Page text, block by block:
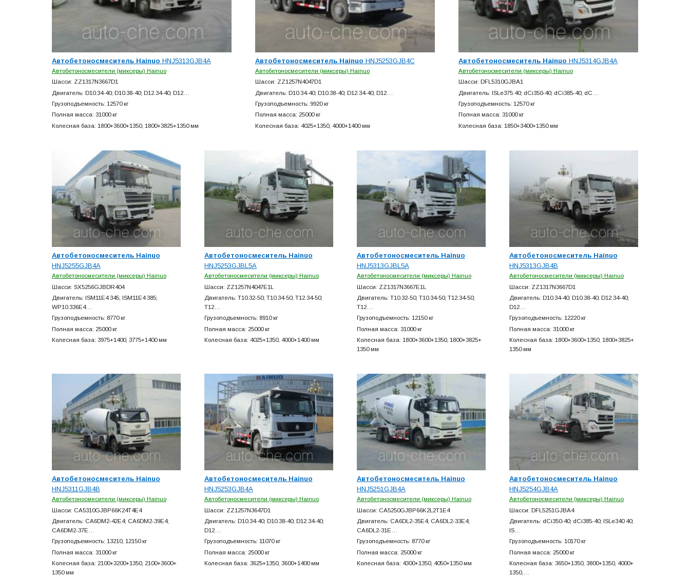
Автобетоносмеситель Hainuo HNJ5313GJB4A
Автобетоносмесители (миксеры) Hainuo
Шасси: ZZ1317N3667D1
Двигатель: D10.34-40; D10.38-40; D12.34-40; D12…
Грузоподъемность: 12570 кг
Полная масса: 31000 кг
Колесная база: 1800+3600+1350, 1800+3825+1350 мм
Автобетоносмеситель Hainuo HNJ5253GJB4C
Автобетоносмесители (миксеры) Hainuo
Шасси: ZZ1257N4047D1
Двигатель: D10.34-40; D10.38-40; D12.34-40; D12…
Грузоподъемность: 9920 кг
Полная масса: 25000 кг
Колесная база: 4025+1350, 4000+1400 мм
Автобетоносмеситель Hainuo HNJ5314GJB4A
Автобетоносмесители (миксеры) Hainuo
Шасси: DFL5310GJBA1
Двигатель: ISLe375 40; dCi350-40; dCi385-40; dC…
Грузоподъемность: 12570 кг
Полная масса: 31000 кг
Колесная база: 1850+3400+1350 мм
Автобетоносмеситель Hainuo
HNJ5255GJB4A
Автобетоносмесители (миксеры) Hainuo
Шасси: SX5256GJBDR404
Двигатель: ISM11E4 345; ISM11E4 385;
WP10.336E4…
Грузоподъемность: 8770 кг
Полная масса: 25000 кг
Колесная база: 3975+1400, 3775+1400 мм
Автобетоносмеситель Hainuo
HNJ5253GJBL5A
Автобетоносмесители (миксеры) Hainuo
Шасси: ZZ1257N4047E1L
Двигатель: T10.32-50; T10.34-50; T12.34-50;
T12…
Грузоподъемность: 8910 кг
Полная масса: 25000 кг
Колесная база: 4025+1350, 4000+1400 мм
Автобетоносмеситель Hainuo
HNJ5313GJBL5A
Автобетоносмесители (миксеры) Hainuo
Шасси: ZZ1317N3667E1L
Двигатель: T10.32-50; T10.34-50; T12.34-50;
T12…
Грузоподъемность: 12150 кг
Полная масса: 31000 кг
Колесная база: 1800+3600+1350, 1800+3825+
1350 мм
Автобетоносмеситель Hainuo
HNJ5313GJB4B
Автобетоносмесители (миксеры) Hainuo
Шасси: ZZ1317N3667D1
Двигатель: D10.34-40; D10.38-40; D12.34-40;
D12…
Грузоподъемность: 12220 кг
Полная масса: 31000 кг
Колесная база: 1800+3600+1350, 1800+3825+
1350 мм
Автобетоносмеситель Hainuo
HNJ5311GJB4B
Автобетоносмесители (миксеры) Hainuo
Шасси: CA5310GJBP66K24T4E4
Двигатель: CA6DM2-42E4; CA6DM2-39E4;
CA6DM2-37E…
Грузоподъемность: 13210, 12150 кг
Полная масса: 31000 кг
Колесная база: 2100+3200+1350, 2100+3600+
1350 мм
Автобетоносмеситель Hainuo
HNJ5253GJB4A
Автобетоносмесители (миксеры) Hainuo
Шасси: ZZ1257N3647D1
Двигатель: D10.34-40; D10.38-40; D12.34-40;
D12…
Грузоподъемность: 11070 кг
Полная масса: 25000 кг
Колесная база: 3625+1350, 3600+1400 мм
Автобетоносмеситель Hainuo
HNJ5251GJB4A
Автобетоносмесители (миксеры) Hainuo
Шасси: CA5250GJBP66K2L2T1E4
Двигатель: CA6DL2-35E4; CA6DL2-33E4;
CA6DL2-31E…
Грузоподъемность: 8770 кг
Полная масса: 25000 кг
Колесная база: 4300+1350, 4050+1350 мм
Автобетоносмеситель Hainuo
HNJ5254GJB4A
Автобетоносмесители (миксеры) Hainuo
Шасси: DFL5251GJBA4
Двигатель: dCi350-40; dCi385-40; ISLe340 40;
IS…
Грузоподъемность: 10170 кг
Полная масса: 25000 кг
Колесная база: 3650+1350, 3800+1350, 4000+
1350,…